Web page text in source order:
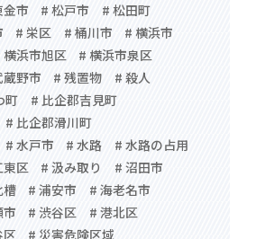
金市 # 松戸市
# 松田町
# 栄区 # 桶川市
# 横浜市
横浜市旭区
# 横浜市泉区
蔵野市 # 残置物
# 殺人
町
# 比企郡吉見町
# 比企郡滑川町
# 水戸市 # 水路
# 水路の占用
東区 # 汲み取り
# 沼田市
槽 # 浦安市
# 海老名市
市 # 渋谷区
# 港北区
区
# 災害危険区域